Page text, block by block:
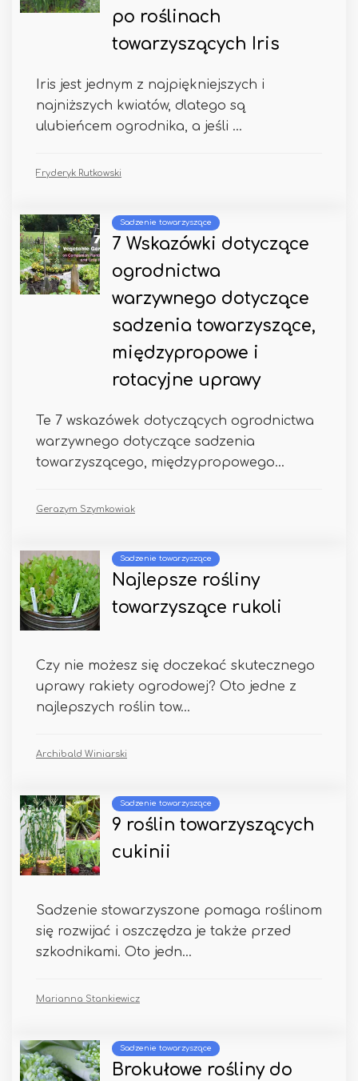
po roślinach
towarzyszących Iris
Iris jest jednym z najpiękniejszych i
najniższych kwiatów, dlatego są
ulubieńcem ogrodnika, a jeśli ...
Fryderyk Rutkowski
Sadzenie towarzyszące
7 Wskazówki dotyczące
ogrodnictwa
warzywnego dotyczące
sadzenia towarzyszące,
międzypropowe i
rotacyjne uprawy
Te 7 wskazówek dotyczących ogrodnictwa
warzywnego dotyczące sadzenia
towarzyszącego, międzypropowego...
Gerazym Szymkowiak
Sadzenie towarzyszące
Najlepsze rośliny
towarzyszące rukoli
Czy nie możesz się doczekać skutecznego
uprawy rakiety ogrodowej? Oto jedne z
najlepszych roślin tow...
Archibald Winiarski
Sadzenie towarzyszące
9 roślin towarzyszących
cukinii
Sadzenie stowarzyszone pomaga roślinom
się rozwijać i oszczędza je także przed
szkodnikami. Oto jedn...
Marianna Stankiewicz
Sadzenie towarzyszące
Brokułowe rośliny do